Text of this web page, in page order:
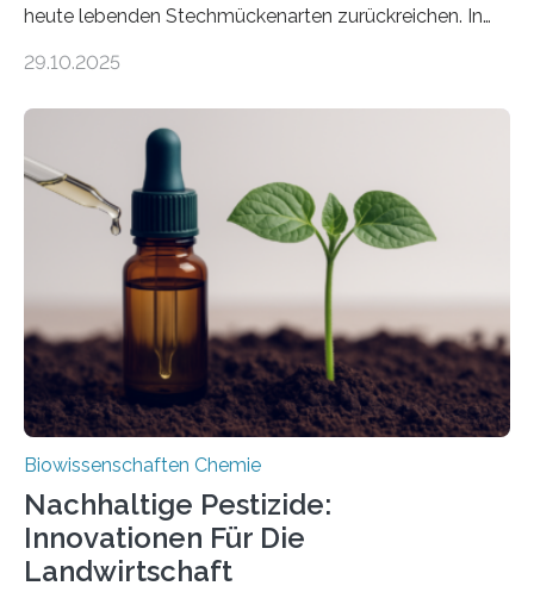
heute lebenden Stechmückenarten zurückreichen. In
Forschende die bisher älteste bekannte Stechmücken-
Region Kachin in Myanmar und hat sich in
ausgezeichnetem Zustand erhalten. Es konnte als neue
Art einer neuen Gattung beschrieben werden und trägt
nun den Namen Cretosabethes primaevus. Dieser erste
fossile Nachweis einer Stechmückenlarve in Bernstein
stellt gleichzeitig den ersten Fossilfund einer
Mückenlarve aus dem Mesozoikum dar, denn…
29.10.2025
Biowissenschaften Chemie
Nachhaltige Pestizide:
Innovationen Für Die
Landwirtschaft